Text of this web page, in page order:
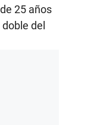
25 años
del